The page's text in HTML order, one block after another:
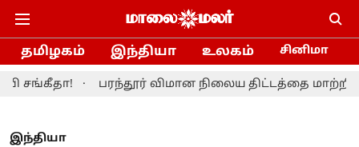
தமிழகம் இந்தியா உலகம் சினிமா
பரந்தூர் விமான நிலைய திட்டத்தை மாற்றியமைக்க
இந்தியா